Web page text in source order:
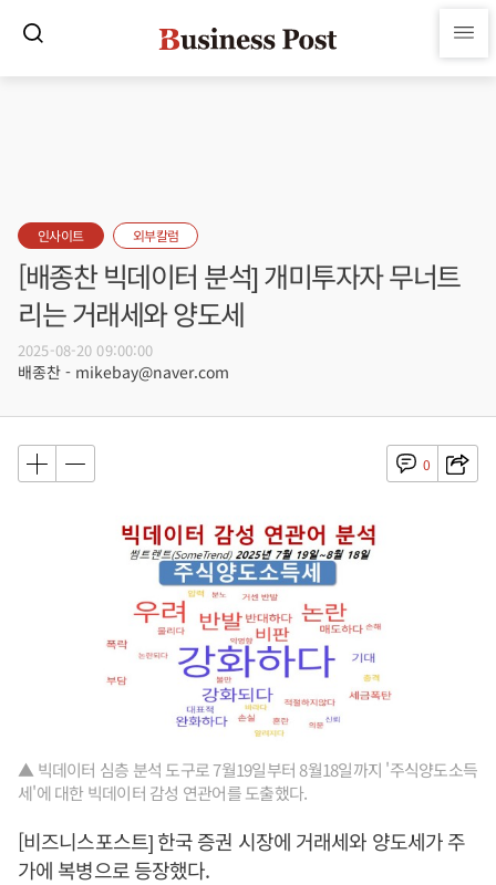
인사이트 외부칼럼
[배종찬 빅데이터 분석] 개미투자자 무너트
리는 거래세와 양도세
2025-08-20 09:00:00
배종찬 - mikebay@naver.com
0
▲ 빅데이터 심층 분석 도구로 7월19일부터 8월18일까지 '주식양도소득
세'에 대한 빅데이터 감성 연관어를 도출했다.
[비즈니스포스트] 한국 증권 시장에 거래세와 양도세가 주
가에 복병으로 등장했다.